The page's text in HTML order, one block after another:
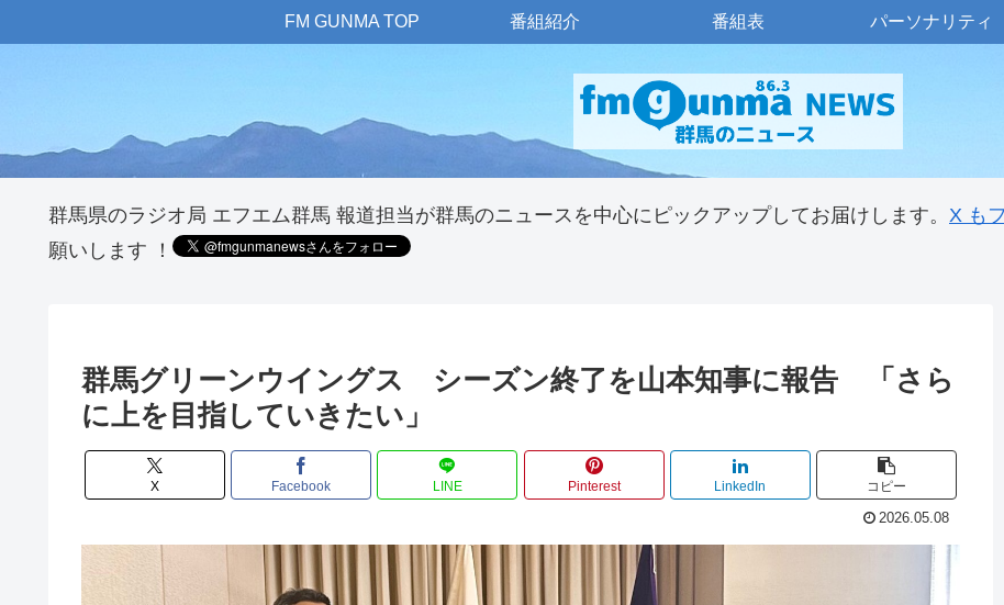
FM GUNMA TOP 番組紹介 番組表 パーソナリティ
群馬県のラジオ局 エフエム群馬 報道担当が群馬のニュースを中心にピックアップしてお届けします。 X も
願いします ！
群馬グリーンウイングス シーズン終了を山本知事に報告 「さら
に上を目指していきたい」
X Facebook LINE Pinterest LinkedIn コピー
2026.05.08